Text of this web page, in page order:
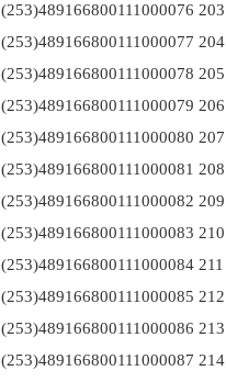
(253)489166800111000076 203
(253)489166800111000077 204
(253)489166800111000078 205
(253)489166800111000079 206
(253)489166800111000080 207
(253)489166800111000081 208
(253)489166800111000082 209
(253)489166800111000083 210
(253)489166800111000084 211
(253)489166800111000085 212
(253)489166800111000086 213
(253)489166800111000087 214